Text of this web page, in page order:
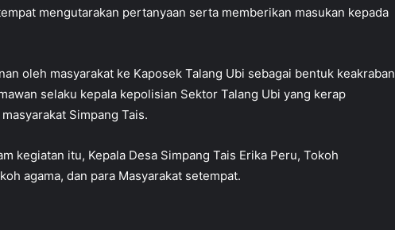
mengutarakan pertanyaan serta memberikan masukan kepada
oleh masyarakat ke Kaposek Talang Ubi sebagai bentuk keakraban
selaku kepala kepolisian Sektor Talang Ubi yang kerap
Simpang Tais.
kegiatan itu, Kepala Desa Simpang Tais Erika Peru, Tokoh
agama, dan para Masyarakat setempat.